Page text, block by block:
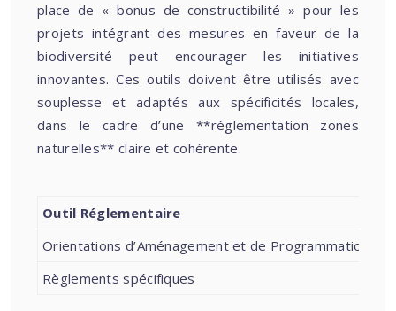
place de « bonus de constructibilité » pour les
projets intégrant des mesures en faveur de la
biodiversité peut encourager les initiatives
innovantes. Ces outils doivent être utilisés avec
souplesse et adaptés aux spécificités locales,
dans le cadre d’une **réglementation zones
naturelles** claire et cohérente.
Outil Réglementaire
Orientations d’Aménagement et de Programmation
Règlements spécifiques